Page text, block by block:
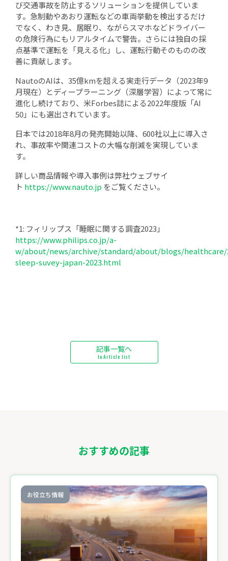
び交通事故を防止するソリューションを提供していま
す。急制動やあおり運転などの車両挙動を検出するだけ
でなく、わき見、居眠り、ながらスマホなどドライバー
の危険行為にもリアルタイムで警告。さらには独自の採
点基準で運転を「見える化」し、運転行動そのものの改
善に貢献します。
NautoのAIは、35億kmを超える実走行データ（2023年9
月現在）とディープラーニング（深層学習）によって常に
進化し続けており、米Forbes誌による2022年度版「AI
50」にも選出されています。
日本では2018年8月の発売開始以降、600社以上に導入さ
れ、事故率や関連コストの大幅な削減を実現していま
す。
詳しい商品情報や導入事例は弊社ウェブサイ
ト https://www.nauto.jp をご覧ください。
*1: フィリップス「睡眠に関する調査2023」
https://www.philips.co.jp/a-
w/about/news/archive/standard/about/blogs/healthcare/
sleep-suvey-japan-2023.html
記事一覧へ
to Article list
おすすめの記事
お役立ち情報